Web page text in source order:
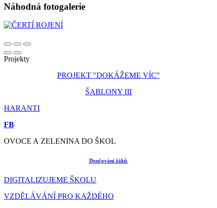
Náhodná fotogalerie
Projekty
PROJEKT "DOKÁŽEME VÍC"
ŠABLONY III
HARANTI
FB
OVOCE A ZELENINA DO ŠKOL
Doučování žáků
DIGITALIZUJEME ŠKOLU
VZDĚLÁVÁNÍ PRO KAŽDÉHO